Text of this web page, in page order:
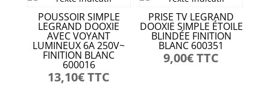
POUSSOIR SIMPLE
LEGRAND DOOXIE
AVEC VOYANT
LUMINEUX 6A 250V~
FINITION BLANC
600016
13,10€TTC
PRISE TV LEGRAND
DOOXIE SIMPLE ÉTOILE
BLINDÉE FINITION
BLANC 600351
9,00€TTC